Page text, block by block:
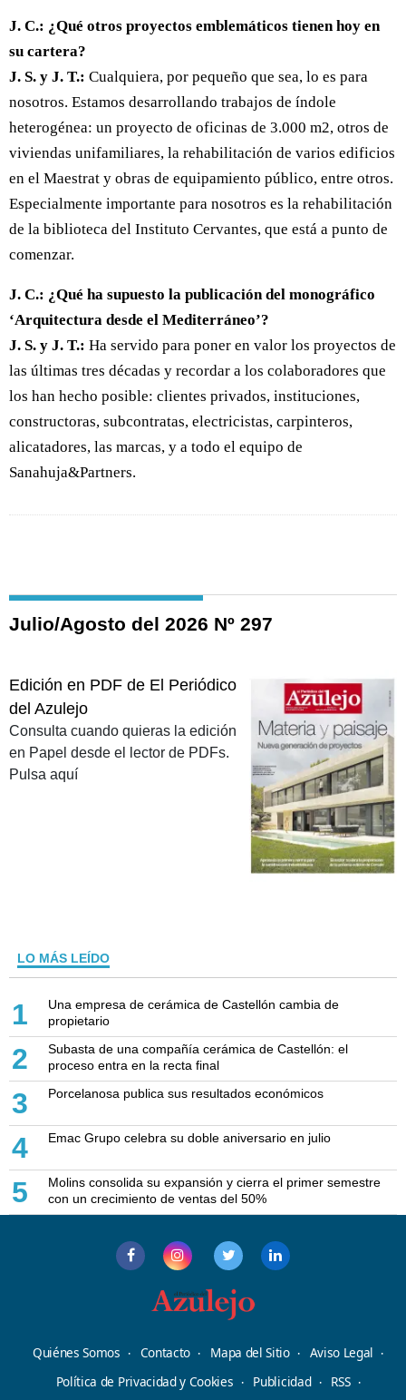
J. C.: ¿Qué otros proyectos emblemáticos tienen hoy en
su cartera?
J. S. y J. T.: Cualquiera, por pequeño que sea, lo es para
nosotros. Estamos desarrollando trabajos de índole
heterogénea: un proyecto de oficinas de 3.000 m2, otros de
viviendas unifamiliares, la rehabilitación de varios edificios
en el Maestrat y obras de equipamiento público, entre otros.
Especialmente importante para nosotros es la rehabilitación
de la biblioteca del Instituto Cervantes, que está a punto de
comenzar.
J. C.: ¿Qué ha supuesto la publicación del monográfico
‘Arquitectura desde el Mediterráneo’?
J. S. y J. T.: Ha servido para poner en valor los proyectos de
las últimas tres décadas y recordar a los colaboradores que
los han hecho posible: clientes privados, instituciones,
constructoras, subcontratas, electricistas, carpinteros,
alicatadores, las marcas, y a todo el equipo de
Sanahuja&Partners.
Julio/Agosto del 2026 Nº 297
Edición en PDF de El Periódico
del Azulejo
Consulta cuando quieras la edición
en Papel desde el lector de PDFs.
Pulsa aquí
LO MÁS LEÍDO
1
Una empresa de cerámica de Castellón cambia de
propietario
2
Subasta de una compañía cerámica de Castellón: el
proceso entra en la recta final
3 Porcelanosa publica sus resultados económicos
4 Emac Grupo celebra su doble aniversario en julio
5
Molins consolida su expansión y cierra el primer semestre
con un crecimiento de ventas del 50%
Quiénes Somos Contacto Mapa del Sitio
Aviso Legal
Política de Privacidad y Cookies
Publicidad
RSS